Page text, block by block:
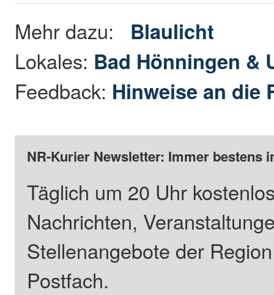
Mehr dazu: Blaulicht
Lokales: Bad Hönningen &
Feedback: Hinweise an die
NR-Kurier Newsletter: Immer bestens
Täglich um 20 Uhr
Nachrichten,
Stellenangebote der
Postfach.